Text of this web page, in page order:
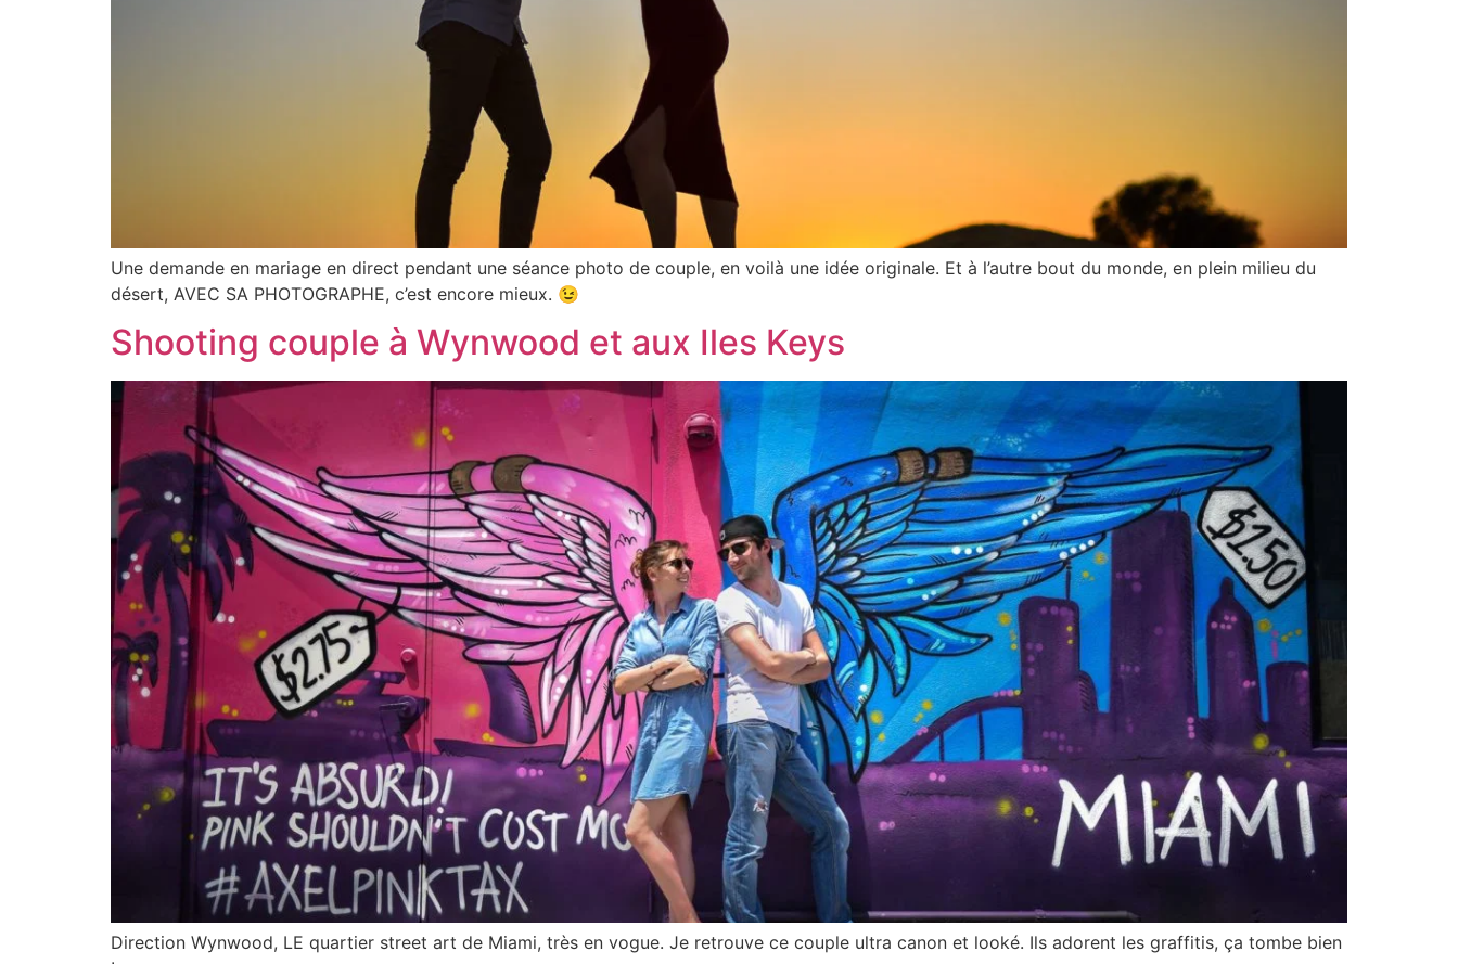
Une demande en mariage en direct pendant une séance photo de couple, en voilà une idée originale. Et à l’autre bout du monde, en plein milieu du
désert, AVEC SA PHOTOGRAPHE, c’est encore mieux. 😉
Shooting couple à Wynwood et aux Iles Keys
Direction Wynwood, LE quartier street art de Miami, très en vogue. Je retrouve ce couple ultra canon et looké. Ils adorent les graffitis, ça tombe bien